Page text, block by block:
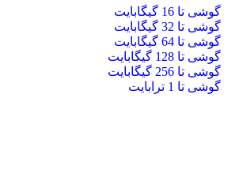
گوشی تا 16 گیگابایت
گوشی تا 32 گیگابایت
گوشی تا 64 گیگابایت
گوشی تا 128 گیگابایت
گوشی تا 256 گیگابایت
گوشی تا 1 ترابایت